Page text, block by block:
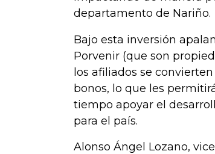
departamento de Nariño.
Bajo esta inversión
Porvenir (que son
los afiliados se
bonos, lo que les
tiempo apoyar el
para el país.
Alonso Ángel Lozano,